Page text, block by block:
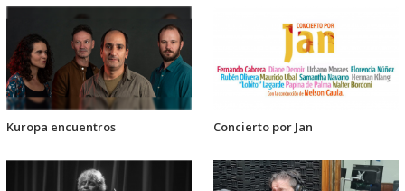
Kuropa encuentros Concierto por Jan